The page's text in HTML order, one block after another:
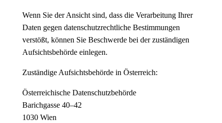
Wenn Sie der Ansicht sind, dass die Verarbeitung Ihrer
Daten gegen datenschutzrechtliche Bestimmungen
verstößt, können Sie Beschwerde bei der zuständigen
Aufsichtsbehörde einlegen.
Zuständige Aufsichtsbehörde in Österreich:
Österreichische Datenschutzbehörde
Barichgasse 40–42
1030 Wien